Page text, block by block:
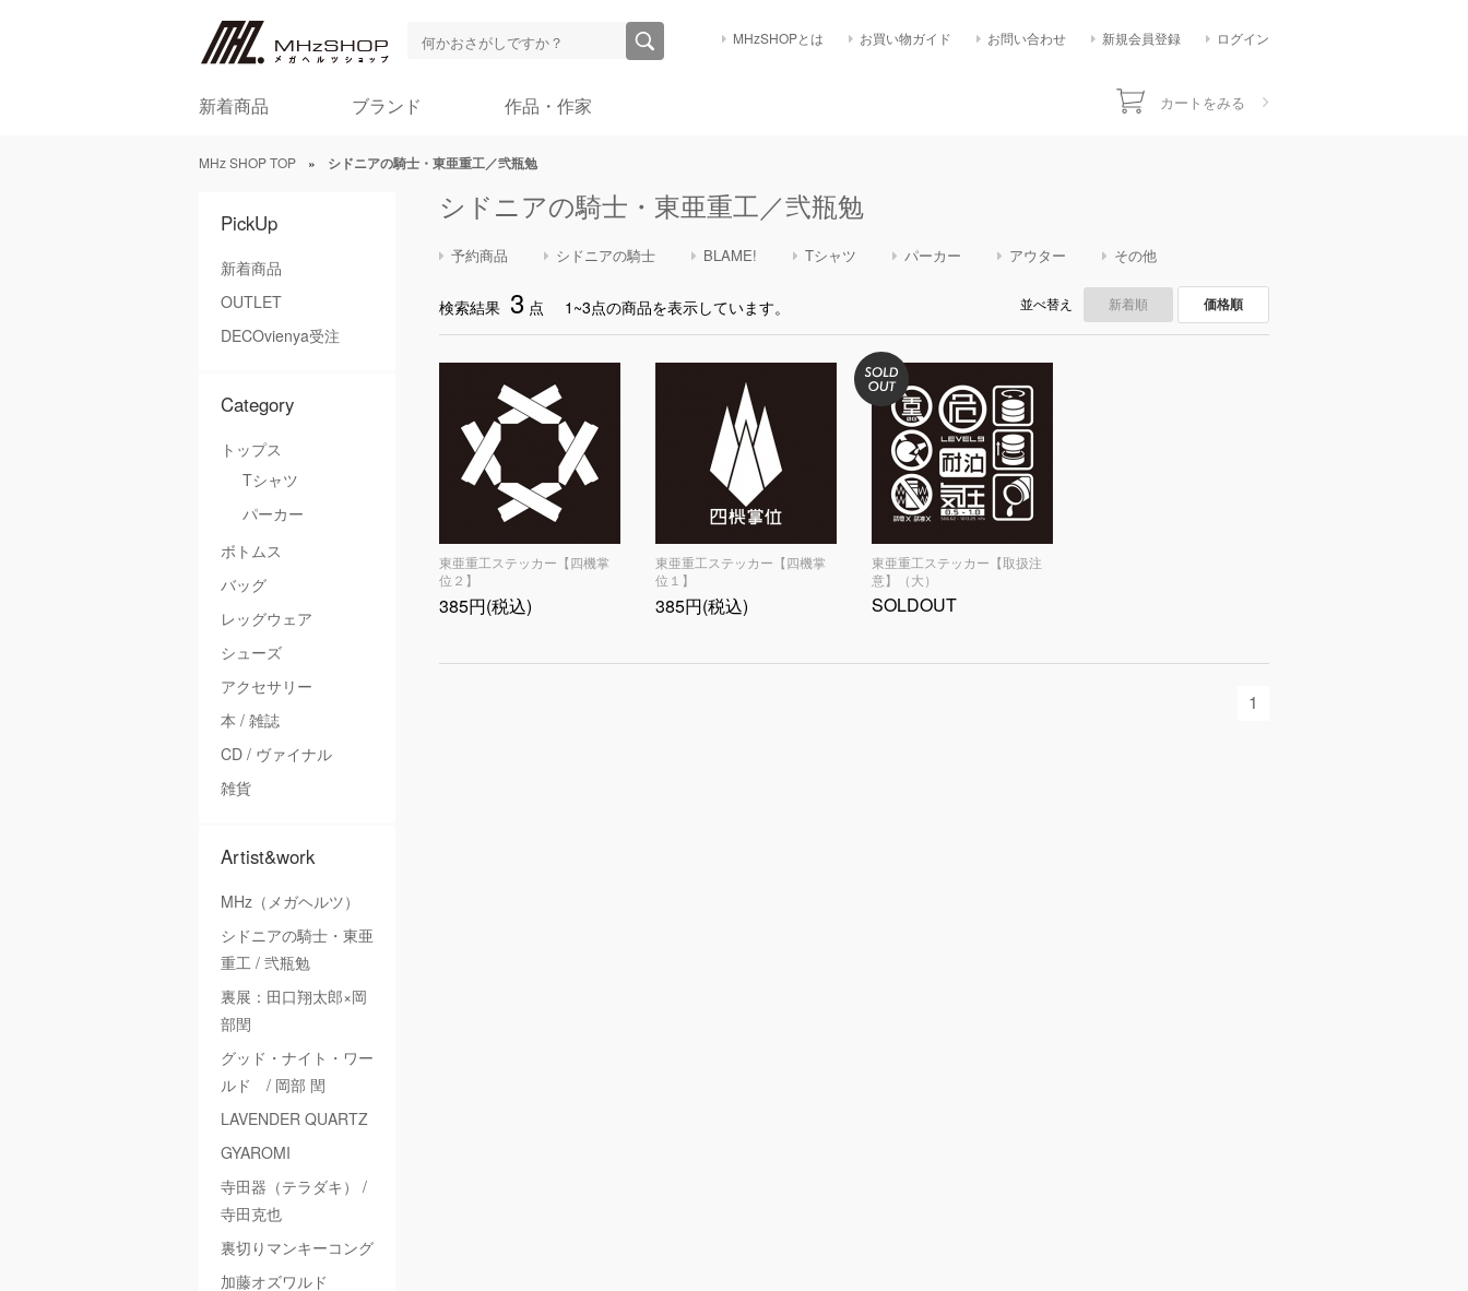
MHzSHOPとは お買い物ガイド お問い合わせ 新規会員登録 ログイン
新着商品 ブランド 作品・作家 カートをみる
MHz SHOP TOP » シドニアの騎士・東亜重工／弐瓶勉
PickUp
新着商品
OUTLET
DECOvienya受注
Category
トップス
Tシャツ
パーカー
ボトムス
バッグ
レッグウェア
シューズ
アクセサリー
本 / 雑誌
CD / ヴァイナル
雑貨
Artist&work
MHz（メガヘルツ）
シドニアの騎士・東亜
重工 / 弐瓶勉
裏展：田口翔太郎×岡
部閏
グッド・ナイト・ワー
ルド / 岡部 閏
LAVENDER QUARTZ
GYAROMI
寺田器（テラダキ） /
寺田克也
裏切りマンキーコング
加藤オズワルド
シドニアの騎士・東亜重工／弐瓶勉
予約商品 シドニアの騎士 BLAME! Tシャツ パーカー アウター その他
検索結果 3 点 1~3点の商品を表示しています。 並べ替え 新着順 価格順
東亜重工ステッカー【四機掌
位２】
385円(税込)
東亜重工ステッカー【四機掌
位１】
385円(税込)
東亜重工ステッカー【取扱注
意】（大）
SOLDOUT
1